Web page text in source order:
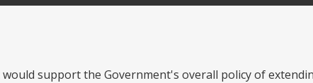
support the Government's overall policy of